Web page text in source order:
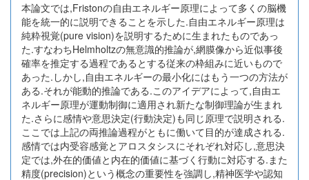
本論文では,Fristonの自由エネルギー原理によって多くの脳機
能を統一的に説明できることを示した.自由エネルギー原理は
純粋視覚(pure vision)を説明するために生まれたものであっ
た.すなわちHelmholtzの無意識的推論が,網膜像から近似事後
確率を推定する過程であるとする従来の枠組みに近いもので
あった.しかし,自由エネルギーの最小化にはもう一つの方法が
ある.それが能動的推論である.このアイデアによって,自由エ
ネルギー原理が運動制御に適用され新たな制御理論が生まれ
た.さらに感情や意思決定(行動決定)も同じ原理で説明される.
ここでは上記の両推論過程がともに働いて目的が達成される.
感情では内受容感覚とアロスタシスにそれぞれ対応し,意思決
定では,外在的価値と内在的価値に基づく行動に対応する.また
精度(precision)という概念の重要性を強調し,精神医学や認知